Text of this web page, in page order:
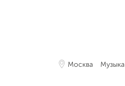
Москва Музыка